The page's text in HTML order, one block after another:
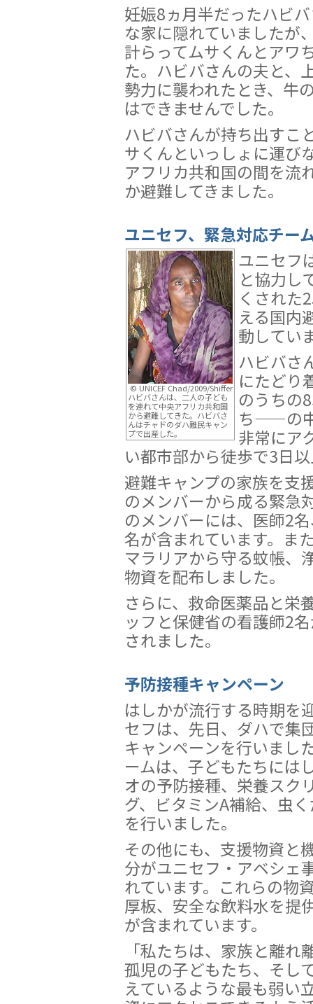
妊娠8ヵ月半だったハビ
な家に隠れていましたが
計らってムサくんとアワ
た。ハビバさんの夫と、
勢力に襲われたとき、牛
はできませんでした。
ハビバさんが持ち出すこ
サくんといっしょに運び
アフリカ共和国の間を流
か避難してきました。
ユニセフ、緊急対応チー
© UNICEF Chad/2009/Shiffer
ハビバさんは、二人の子ども
を連れて中央アフリカ共和国
から避難してきた。ハビバさ
んはチャドのダハ難民キャン
プで出産した。
ユニセフ
と協力し
くされた
える国内
動してい
ハビバさ
にたど
のうちの
ち——の
非常にア
い都市部から徒歩で3日
避難キャンプの家族を支
のメンバーから成る緊急
のメンバーには、医師2
名が含まれています。ま
マラリアから守る蚊帳、
物資を配布しました。
さらに、救命医薬品と栄
ッフと保健省の看護師2
されました。
予防接種キャンペーン
はしかが流行する時期を
セフは、先日、ダハで集
キャンペーンを行いまし
ームは、子どもたちには
オの予防接種、栄養スク
グ、ビタミンA補給、虫
を行いました。
その他にも、支援物資と
分がユニセフ・アベシェ
れています。これらの物
厚板、安全な飲料水を提
が含まれています。
「私たちは、家族と離
孤児の子どもたち、そし
えているような最も弱い